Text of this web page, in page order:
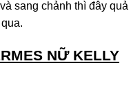
sang chảnh thì đây
NỮ KELLY